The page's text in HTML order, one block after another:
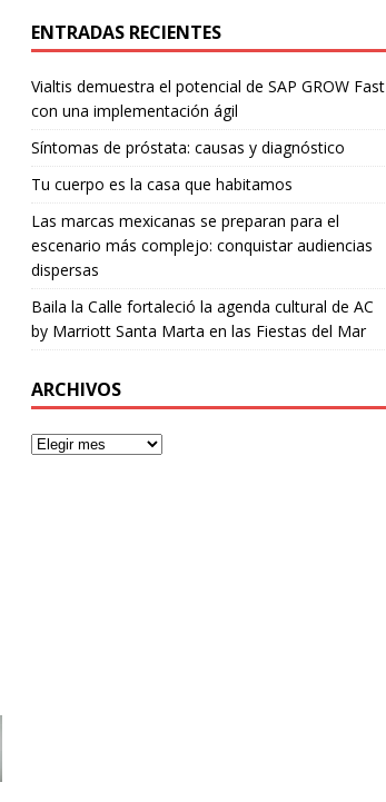
ENTRADAS RECIENTES
Vialtis demuestra el potencial de SAP GROW Fast
con una implementación ágil
Síntomas de próstata: causas y diagnóstico
Tu cuerpo es la casa que habitamos
Las marcas mexicanas se preparan para el
escenario más complejo: conquistar audiencias
dispersas
Baila la Calle fortaleció la agenda cultural de AC
by Marriott Santa Marta en las Fiestas del Mar
ARCHIVOS